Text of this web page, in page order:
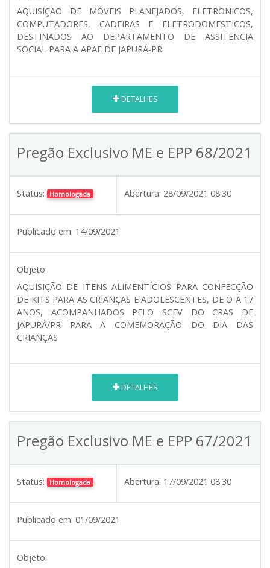
AQUISIÇÃO DE MÓVEIS PLANEJADOS, ELETRONICOS,
COMPUTADORES, CADEIRAS E ELETRODOMESTICOS,
DESTINADOS AO DEPARTAMENTO DE ASSITENCIA
SOCIAL PARA A APAE DE JAPURÁ-PR.
DETALHES
Pregão Exclusivo ME e EPP 68/2021
Status: Homologada Abertura: 28/09/2021 08:30
Publicado em: 14/09/2021
Objeto:
AQUISIÇÃO DE ITENS ALIMENTÍCIOS PARA CONFECÇÃO
DE KITS PARA AS CRIANÇAS E ADOLESCENTES, DE O A 17
ANOS, ACOMPANHADOS PELO SCFV DO CRAS DE
JAPURÁ/PR PARA A COMEMORAÇÃO DO DIA DAS
CRIANÇAS
DETALHES
Pregão Exclusivo ME e EPP 67/2021
Status: Homologada Abertura: 17/09/2021 08:30
Publicado em: 01/09/2021
Objeto: